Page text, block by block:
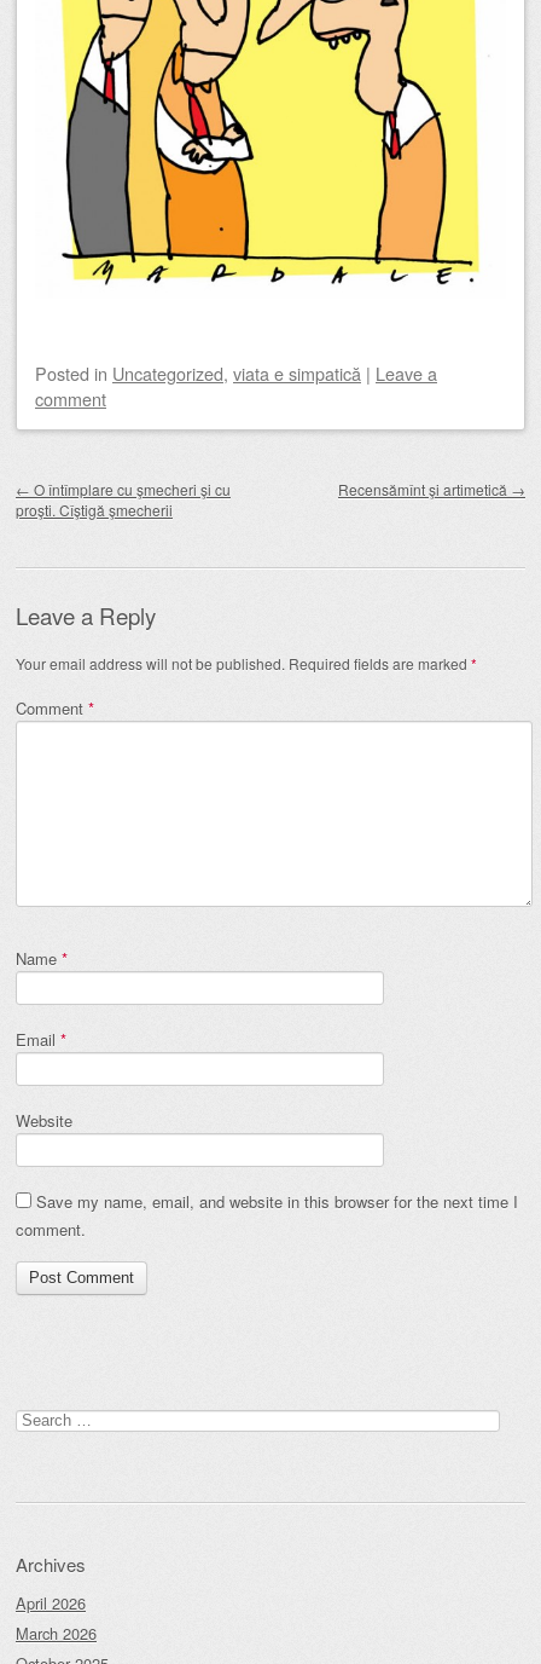
Posted in Uncategorized, viata e simpatică | Leave a
comment
← O întîmplare cu şmecheri şi cu
proşti. Cîştigă şmecherii
Recensămînt şi artimetică →
Leave a Reply
Your email address will not be published. Required fields are marked *
Comment *
Name *
Email *
Website
Save my name, email, and website in this browser for the next time I
comment.
Search
for:
Archives
April 2026
March 2026